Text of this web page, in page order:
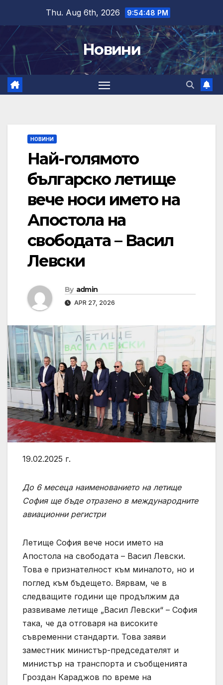
content
Thu. Aug 6th, 2026 9:54:49 PM
Новини
НОВИНИ
Най-голямото
българско летище
вече носи името на
Апостола на
свободата – Васил
Левски
By admin
APR 27, 2026
19.02.2025 г.
До 6 месеца наименованието на летище
София ще бъде отразено в международните
авиационни регистри
Летище София вече носи името на
Апостола на свободата – Васил Левски.
Това е признателност към миналото, но и
поглед към бъдещето. Вярвам, че в
следващите години ще продължим да
развиваме летище „Васил Левски“ – София
така, че да отговаря на високите
съвременни стандарти. Това заяви
заместник министър-председателят и
министър на транспорта и съобщенията
Гроздан Караджов по време на